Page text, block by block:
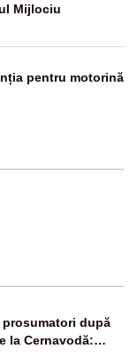
Mijlociu
pentru motorină
după
la Cernavodă: